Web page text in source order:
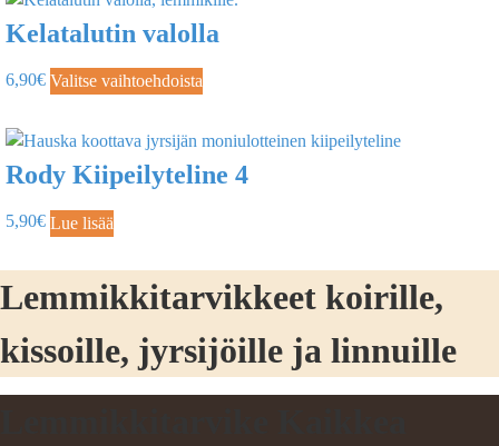
Kelatalutin valolla
6,90€ Valitse vaihtoehdoista
Rody Kiipeilyteline 4
5,90€ Lue lisää
Lemmikkitarvikkeet koirille,
kissoille, jyrsijöille ja linnuille